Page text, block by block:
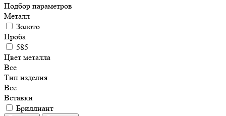
Подбор параметров
Металл
Золото
Проба
585
Цвет металла
Все
Тип изделия
Все
Вставки
Бриллиант